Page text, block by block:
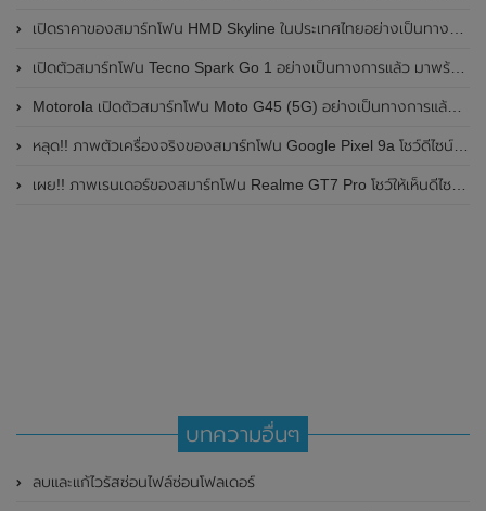
เปิดราคาของสมาร์ทโฟน HMD Skyline ในประเทศไทยอย่างเป็นทางการแล้ว ราคา 14,990 บาท
เปิดตัวสมาร์ทโฟน Tecno Spark Go 1 อย่างเป็นทางการแล้ว มาพร้อมหน้าจอแสดงผล LCD / 120Hz , แบตเตอรี่ 5,000mAh และใช้ชิปเซ็ต Unisoc
Motorola เปิดตัวสมาร์ทโฟน Moto G45 (5G) อย่างเป็นทางการแล้วในอินเดีย
หลุด!! ภาพตัวเครื่องจริงของสมาร์ทโฟน Google Pixel 9a โชว์ดีไซน์ใหม่ กล้องหลังแบนราบ ไม่มีกรอบของกล้องแล้ว
เผย!! ภาพเรนเดอร์ของสมาร์ทโฟน Realme GT7 Pro โชว์ให้เห็นดีไซน์ใหม่ พร้อมเผยรายละเอียดสเปกที่สำคัญบางส่วน
บทความอื่นๆ
ลบและแก้ไวรัสซ่อนไฟล์ซ่อนโฟลเดอร์